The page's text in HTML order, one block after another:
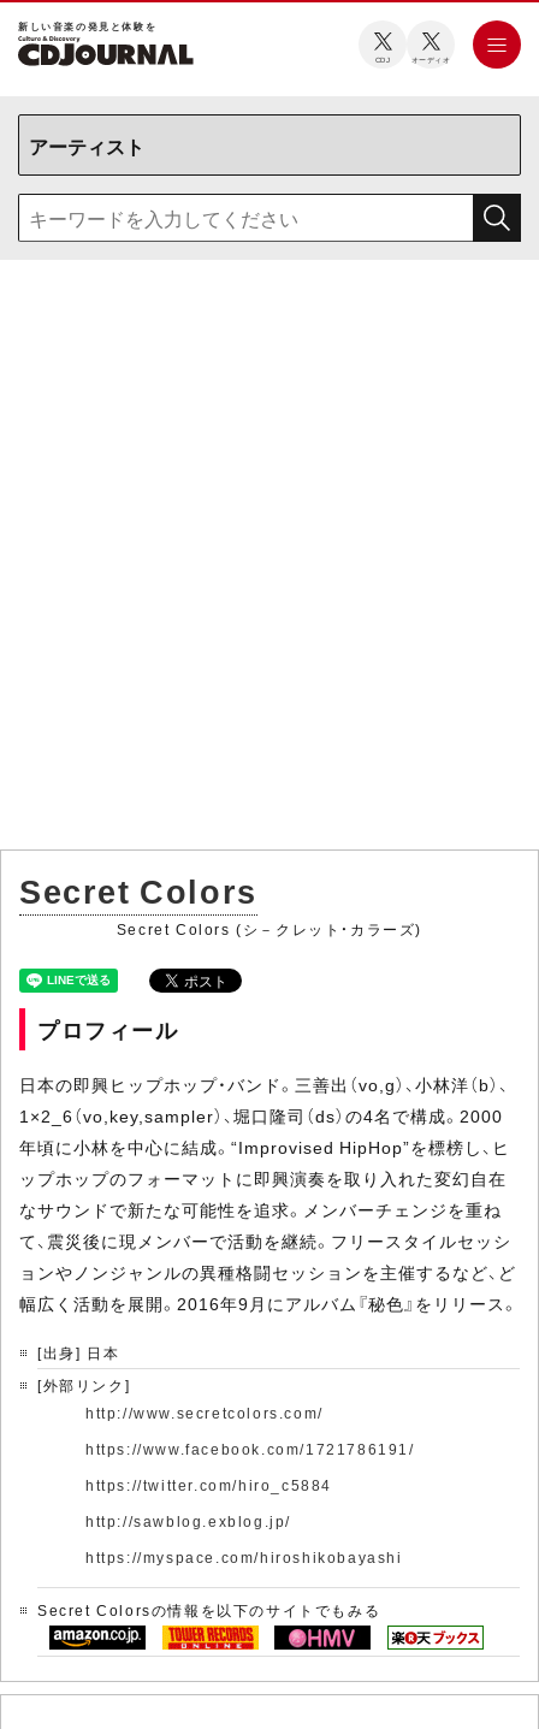
新しい⾳楽の発⾒と体験を
CDJ オーディオ
Secret Colors
Secret Colors (シ－クレット・カラーズ)
プロフィール
日本の即興ヒップホップ・バンド。三善出（vo,g）、小林洋（b）、
1×2_6（vo,key,sampler）、堀口隆司（ds）の4名で構成。2000
年頃に小林を中心に結成。“Improvised HipHop”を標榜し、ヒ
ップホップのフォーマットに即興演奏を取り入れた変幻自在
なサウンドで新たな可能性を追求。メンバーチェンジを重ね
て、震災後に現メンバーで活動を継続。フリースタイルセッシ
ョンやノンジャンルの異種格闘セッションを主催するなど、ど
幅広く活動を展開。2016年9月にアルバム『秘色』をリリース。
[出身] 日本
[外部リンク]
http://www.secretcolors.com/
https://www.facebook.com/1721786191/
https://twitter.com/hiro_c5884
http://sawblog.exblog.jp/
https://myspace.com/hiroshikobayashi
Secret Colorsの情報を以下のサイトでもみる